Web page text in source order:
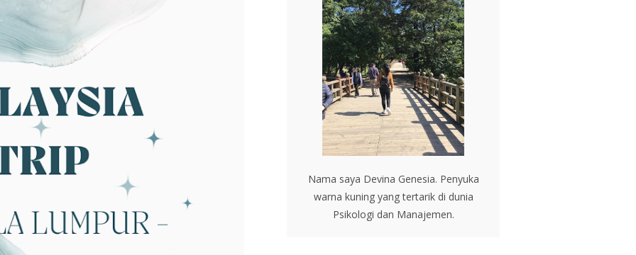
Nama saya Devina Genesia. Penyuka
warna kuning yang tertarik di dunia
Psikologi dan Manajemen.